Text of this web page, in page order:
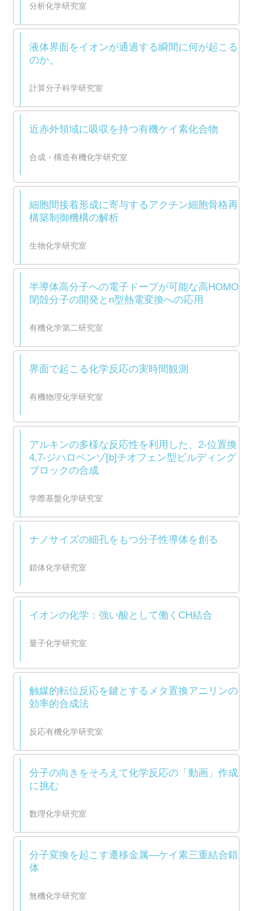
分析化学研究室
液体界面をイオンが通過する瞬間に何が起こる
のか。
計算分子科学研究室
近赤外領域に吸収を持つ有機ケイ素化合物
合成・構造有機化学研究室
細胞間接着形成に寄与するアクチン細胞骨格再
構築制御機構の解析
生物化学研究室
半導体高分子への電子ドープが可能な高HOMO
閉殻分子の開発とn型熱電変換への応用
有機化学第二研究室
界面で起こる化学反応の実時間観測
有機物理化学研究室
アルキンの多様な反応性を利用した、2-位置換
4,7-ジハロベンゾ[b]チオフェン型ビルディング
ブロックの合成
学際基盤化学研究室
ナノサイズの細孔をもつ分子性導体を創る
錯体化学研究室
イオンの化学：強い酸として働くCH結合
量子化学研究室
触媒的転位反応を鍵とするメタ置換アニリンの
効率的合成法
反応有機化学研究室
分子の向きをそろえて化学反応の「動画」作成
に挑む
数理化学研究室
分子変換を起こす遷移金属―ケイ素三重結合錯
体
無機化学研究室